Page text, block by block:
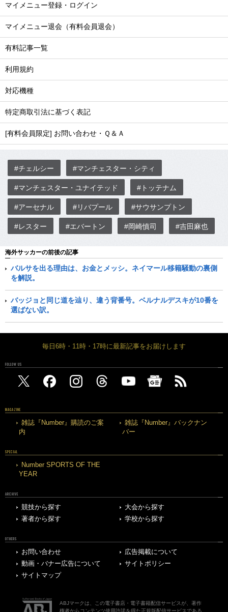
マイメニュー登録・ログイン
マイメニュー退会（有料会員退会）
有料記事一覧
利用規約
対応機種
特定商取引法に基づく表記
[有料会員限定] お問い合わせ・Ｑ＆Ａ
#チェルシー #マンチェスター・シティ
#マンチェスター・ユナイテッド #トッテナム
#アーセナル #リバプール #サウサンプトン
#レスター #エバートン #岡崎慎司 #吉田麻也
海外サッカーの前後の記事
バルサを出る理由は、お金とメッシ。ネイマール移籍騒動の裏側
を解説。
バッジョと同じ道を辿り、違う背番号。ベルナルデスキが10番を
選ばない訳。
毎日6時・11時・17時に最新記事をお届けします
FOLLOW US
MAGAZINE
雑誌『Number』購読のご案
内
雑誌『Number』バックナン
バー
SPECIAL
Number SPORTS OF THE
YEAR
ARCHIVE
競技から探す
大会から探す
著者から探す
学校から探す
OTHERS
お問い合わせ
広告掲載について
動画・バナー広告について
サイトポリシー
サイトマップ
ABJマークは、この電子書店・電子書籍配信サービスが、著作
権者からコンテンツ使用許諾を得た正規版配信サービスである